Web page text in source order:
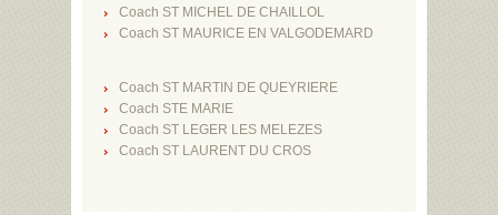
Coach ST MICHEL DE CHAILLOL
Coach ST MAURICE EN VALGODEMARD
Coach ST MARTIN DE QUEYRIERE
Coach STE MARIE
Coach ST LEGER LES MELEZES
Coach ST LAURENT DU CROS